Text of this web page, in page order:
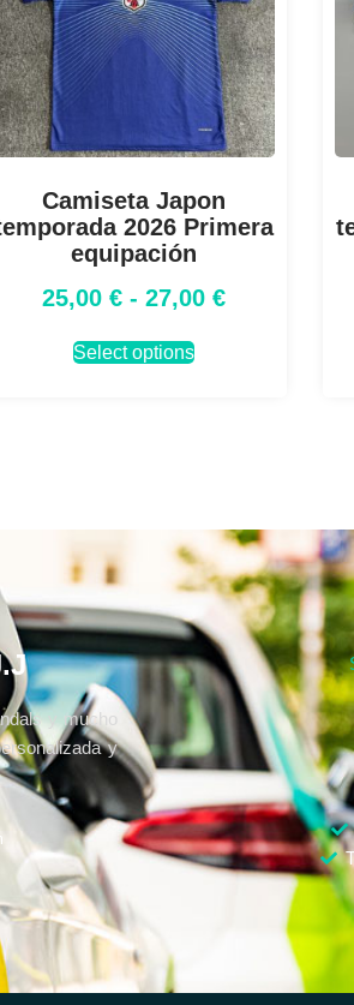
Camiseta Japon
2026 Primera
equipación
25,00 € - 27,00 €
Select options
y mucho
y